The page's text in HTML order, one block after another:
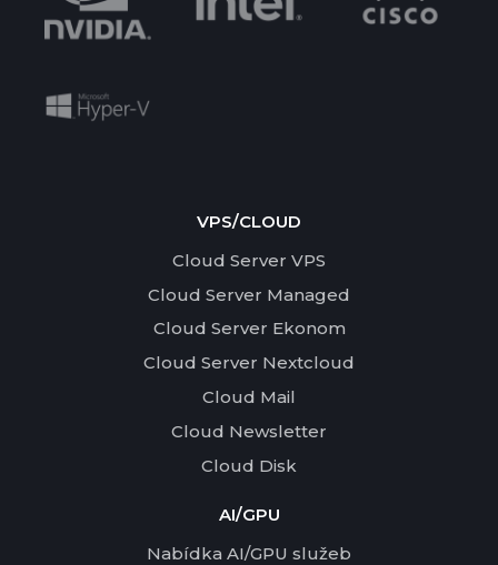
VPS/CLOUD
Cloud Server VPS
Cloud Server Managed
Cloud Server Ekonom
Cloud Server Nextcloud
Cloud Mail
Cloud Newsletter
Cloud Disk
AI/GPU
Nabídka AI/GPU služeb